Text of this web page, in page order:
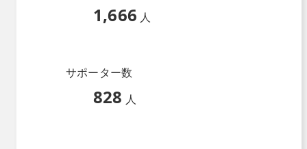
1,666 人
サポーター数
828 人